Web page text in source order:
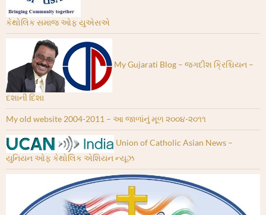
કેથોલિક સમાજ ઓફ યુએસએ
My Gujarati Blog – જગદીશ ક્રિશ્ચિયન –
દશાની દિશા
My old website 2004-2011 – આ જાળાંનું મૂળ ૨૦૦૪-૨૦૧૧
Union of Catholic Asian News –
યુનિયન ઓફ કેથોલિક એશિયન ન્યૂઝ